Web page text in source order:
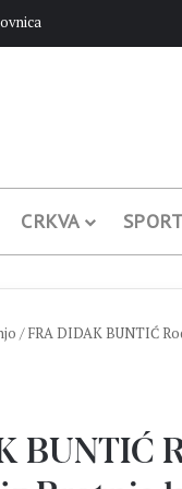
CRKVA SPORT
/ FRA DIDAK BUNTIĆ
BUNTIĆ